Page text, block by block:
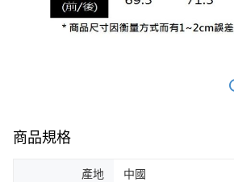
商品規格
產地 中國